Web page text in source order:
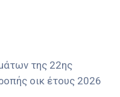
της 22ης
οικ έτους 2026